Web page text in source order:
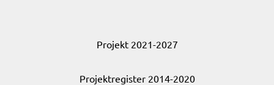
Projekt 2021-2027
Projektregister 2014-2020